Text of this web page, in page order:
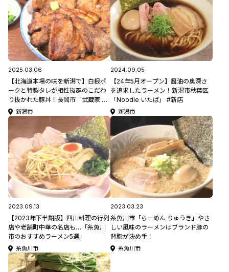
2025.03.06
【北海道本場の味を新潟で】白根ポ
ークと特製タレが相性抜群のこだわ
り抜かれた豚丼！長岡市「武蔵家 長
岡店」
新潟市
2024.09.05
【24年5月オープン】醤油の奥深さ
を追求したラーメン！新潟市秋葉区
「Noodle いたば」 #新店
新潟市
2023.09.13
【2023年下半期版】四川料理の行列
店や老舗町中華の名店も…「糸魚川
市のおすすめラーメン5選」
糸魚川市
2023.03.23
糸魚川市「らーめん りゅうき」やさ
しい風味のラーメンはブランド豚の
背脂が決め手！
糸魚川市